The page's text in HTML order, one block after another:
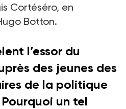
Cortéséro, en
Botton.
l’essor du
des jeunes des
de la politique
un tel